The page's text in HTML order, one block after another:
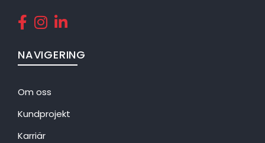
NAVIGERING
Om oss
Kundprojekt
Karriär